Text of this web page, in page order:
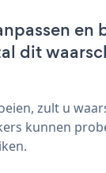
en
dit
zult u
kunnen